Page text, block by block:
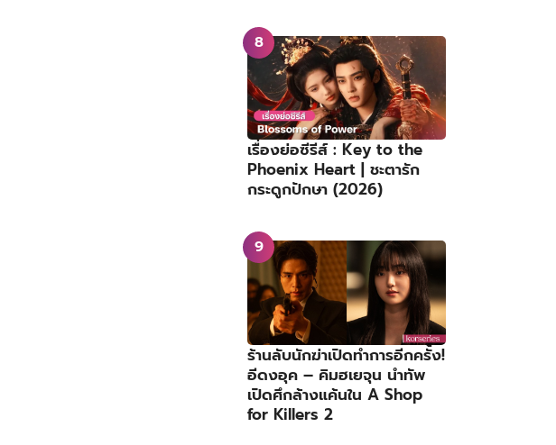
เรื่องย่อซีรีส์ : Key to the
Phoenix Heart | ชะตารัก
กระดูกปักษา (2026)
ร้านลับนักฆ่าเปิดทำการอีกครั้ง!
อีดงอุค – คิมฮเยจุน นำทัพ
เปิดศึกล้างแค้นใน A Shop
for Killers 2